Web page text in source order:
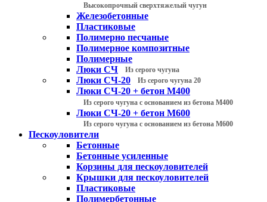
Высокопрочный сверхтяжелый чугун
Железобетонные
Пластиковые
Полимерно песчаные
Полимерное композитные
Полимерные
Люки СЧ
Из серого чугуна
Люки СЧ-20 Из серого чугуна 20
Люки СЧ-20 + бетон М400
Из серого чугуна с основанием из бетона М400
Люки СЧ-20 + бетон М600
Из серого чугуна с основанием из бетона М600
Пескоуловители
Бетонные
Бетонные усиленные
Корзины для пескоуловителей
Крышки для пескоуловителей
Пластиковые
Полимербетонные